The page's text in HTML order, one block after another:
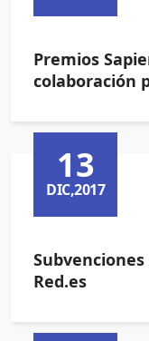
Premios
colaboración
13
DIC,2017
Red.es